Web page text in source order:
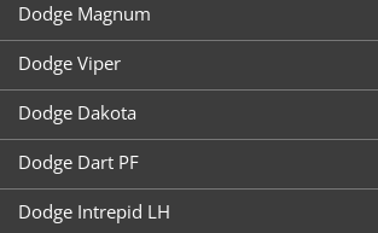
Dodge Magnum
Dodge Viper
Dodge Dakota
Dodge Dart PF
Dodge Intrepid LH